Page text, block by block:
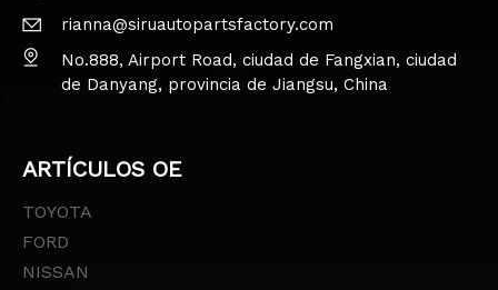
rianna@siruautopartsfactory.com
No.888, Airport Road, ciudad de Fangxian, ciudad
de Danyang, provincia de Jiangsu, China
ARTÍCULOS OE
TOYOTA
FORD
NISSAN